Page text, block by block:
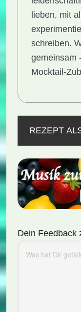
lieben, mit
schreiben.
gemeinsam
Mocktail-
REZEPT
Dein Feedback